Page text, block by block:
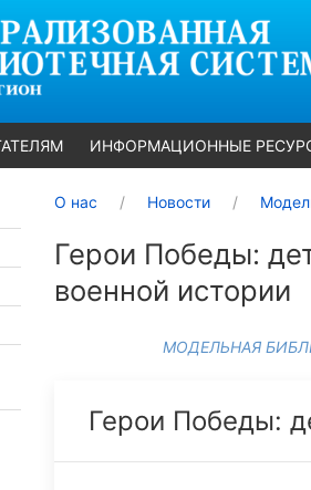
ИНФОРМАЦИОННЫЕ
О нас Новости
Герои Победы:
военной истории
МОДЕЛЬНАЯ
Герои Победы: